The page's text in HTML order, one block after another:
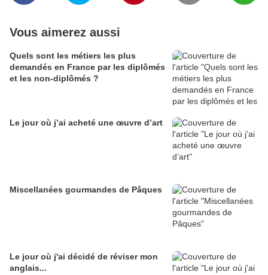
Vous aimerez aussi
Quels sont les métiers les plus
demandés en France par les diplômés
et les non-diplômés ?
Le jour où j’ai acheté une œuvre d’art
Miscellanées gourmandes de Pâques
Le jour où j'ai décidé de réviser mon
anglais...